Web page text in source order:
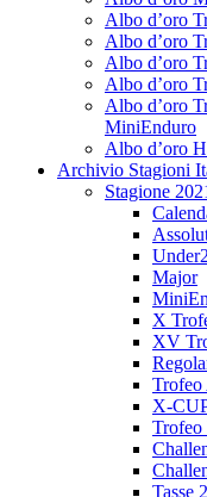
Albo d’oro
Albo d’oro
Albo d’oro
Albo d’oro
Albo d’oro
MiniEnduro
Albo d’oro
Archivio Stagioni
Stagione
Major
X
XV
Trofeo
X-
Trofeo
Tasse